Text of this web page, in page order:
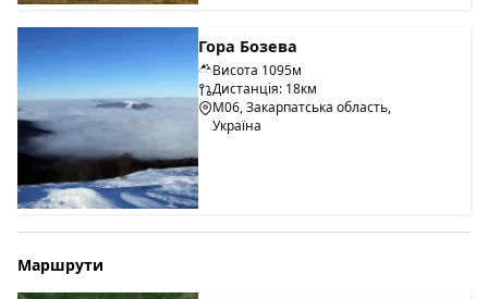
Гора Бозева
Висота 1095м
Дистанція: 18км
М06, Закарпатська область,
Україна
Маршрути